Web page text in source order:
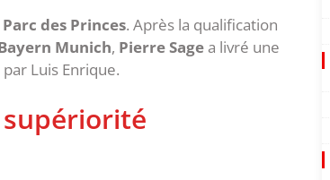
Parc des Princes. Après la qualification
Munich, Pierre Sagea livré une
Luis Enrique.
supériorité